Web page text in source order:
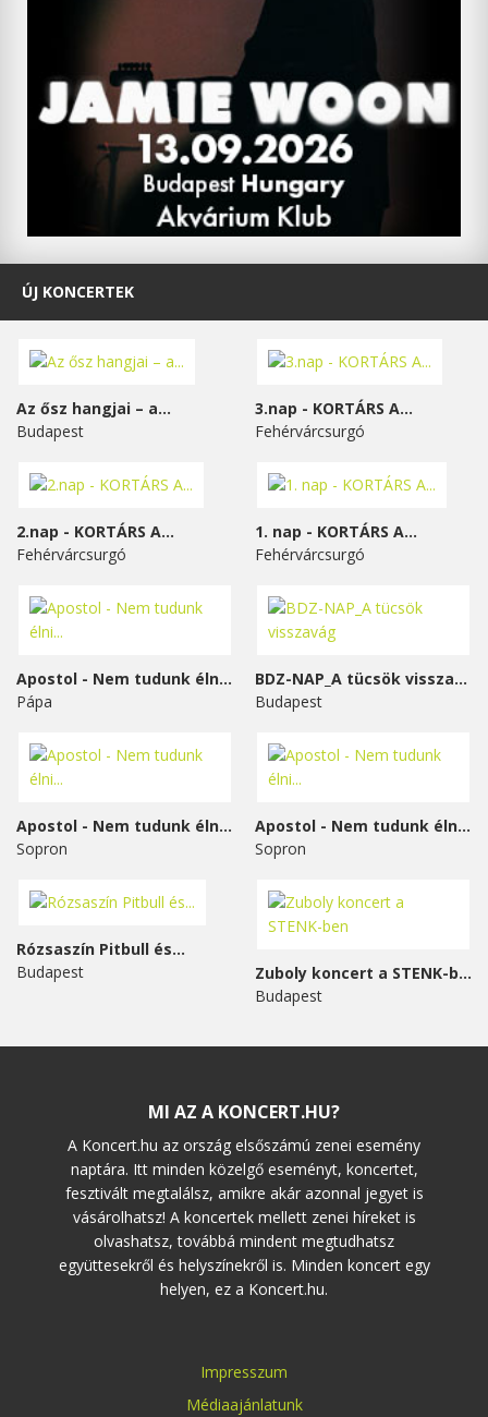
ÚJ KONCERTEK
Az ősz hangjai – a...
Budapest
3.nap - KORTÁRS A...
Fehérvárcsurgó
2.nap - KORTÁRS A...
Fehérvárcsurgó
1. nap - KORTÁRS A...
Fehérvárcsurgó
Apostol - Nem tudunk élni...
Pápa
BDZ-NAP_A tücsök visszavág
Budapest
Apostol - Nem tudunk élni...
Sopron
Apostol - Nem tudunk élni...
Sopron
Rózsaszín Pitbull és...
Budapest
Zuboly koncert a STENK-ben
Budapest
MI AZ A KONCERT.HU?
A Koncert.hu az ország elsőszámú zenei esemény
naptára. Itt minden közelgő eseményt, koncertet,
fesztivált megtalálsz, amikre akár azonnal jegyet is
vásárolhatsz! A koncertek mellett zenei híreket is
olvashatsz, továbbá mindent megtudhatsz
együttesekről és helyszínekről is. Minden koncert egy
helyen, ez a Koncert.hu.
Impresszum
Médiaajánlatunk